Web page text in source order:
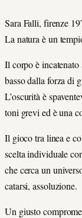
Sara Falli, firenze
La natura è un
Il corpo è incatenato
basso dalla forza di
L’oscurità è
toni grevi ed è una
Il gioco tra linea e
scelta individuale
che cerca un
catarsi, assoluzione.
Un giusto